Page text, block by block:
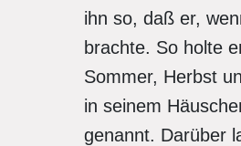
ihn so, daß er,
brachte. So holte
Sommer, Herbst
in seinem
genannt. Darüber